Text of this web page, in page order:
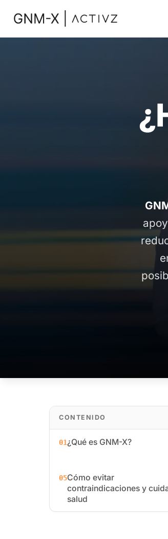
CONTENIDO
01¿Qué es GNM-X?
05Cómo evitar
contraindicaciones y
salud